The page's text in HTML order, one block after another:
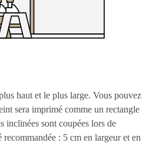
haut et le plus large. Vous pouvez
sera imprimé comme un rectangle
inclinées sont coupées lors de
: 5 cm en largeur et en